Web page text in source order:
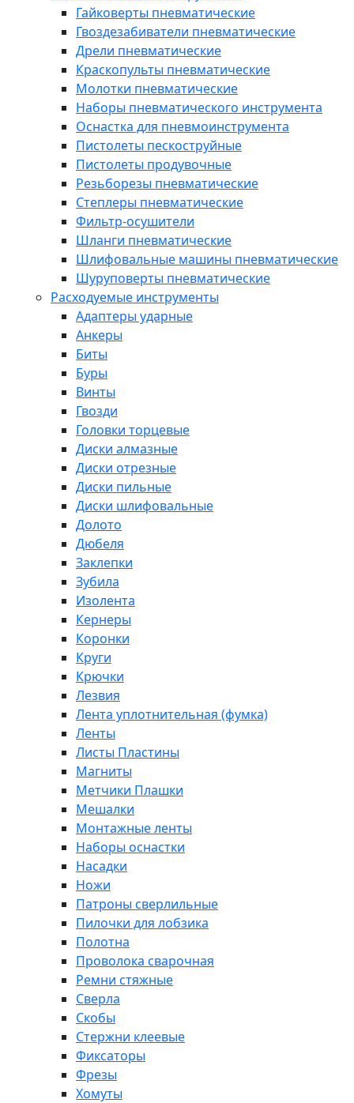
Гайковерты пневматические
Гвоздезабиватели пневматические
Дрели пневматические
Краскопульты пневматические
Молотки пневматические
Наборы пневматического инструмента
Оснастка для пневмоинструмента
Пистолеты пескоструйные
Пистолеты продувочные
Резьборезы пневматические
Степлеры пневматические
Фильтр-осушители
Шланги пневматические
Шлифовальные машины пневматические
Шуруповерты пневматические
Расходуемые инструменты
Адаптеры ударные
Анкеры
Биты
Буры
Винты
Гвозди
Головки торцевые
Диски алмазные
Диски отрезные
Диски пильные
Диски шлифовальные
Долото
Дюбеля
Заклепки
Зубила
Изолента
Кернеры
Коронки
Круги
Крючки
Лезвия
Лента уплотнительная (фумка)
Ленты
Листы Пластины
Магниты
Метчики Плашки
Мешалки
Монтажные ленты
Наборы оснастки
Насадки
Ножи
Патроны сверлильные
Пилочки для лобзика
Полотна
Проволока сварочная
Ремни стяжные
Сверла
Скобы
Стержни клеевые
Фиксаторы
Фрезы
Хомуты